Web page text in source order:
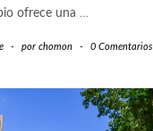
ofrece una …
- por chomon - 0 Comentarios